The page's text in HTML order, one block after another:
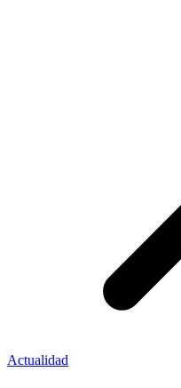
Actualidad